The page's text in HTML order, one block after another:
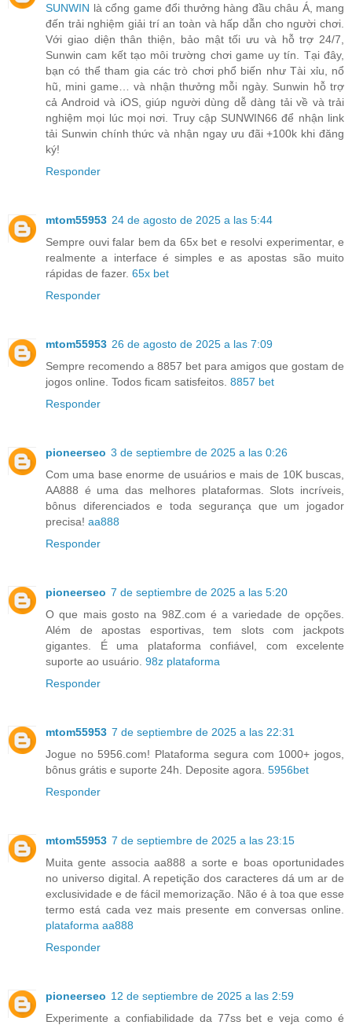
SUNWIN là cổng game đổi thưởng hàng đầu châu Á, mang
đến trải nghiệm giải trí an toàn và hấp dẫn cho người chơi.
Với giao diện thân thiện, bảo mật tối ưu và hỗ trợ 24/7,
Sunwin cam kết tạo môi trường chơi game uy tín. Tại đây,
bạn có thể tham gia các trò chơi phổ biến như Tài xỉu, nổ
hũ, mini game… và nhận thưởng mỗi ngày. Sunwin hỗ trợ
cả Android và iOS, giúp người dùng dễ dàng tải về và trải
nghiệm mọi lúc mọi nơi. Truy cập SUNWIN66 để nhận link
tải Sunwin chính thức và nhận ngay ưu đãi +100k khi đăng
ký!
Responder
mtom55953 24 de agosto de 2025 a las 5:44
Sempre ouvi falar bem da 65x bet e resolvi experimentar, e
realmente a interface é simples e as apostas são muito
rápidas de fazer. 65x bet
Responder
mtom55953 26 de agosto de 2025 a las 7:09
Sempre recomendo a 8857 bet para amigos que gostam de
jogos online. Todos ficam satisfeitos. 8857 bet
Responder
pioneerseo 3 de septiembre de 2025 a las 0:26
Com uma base enorme de usuários e mais de 10K buscas,
AA888 é uma das melhores plataformas. Slots incríveis,
bônus diferenciados e toda segurança que um jogador
precisa! aa888
Responder
pioneerseo 7 de septiembre de 2025 a las 5:20
O que mais gosto na 98Z.com é a variedade de opções.
Além de apostas esportivas, tem slots com jackpots
gigantes. É uma plataforma confiável, com excelente
suporte ao usuário. 98z plataforma
Responder
mtom55953 7 de septiembre de 2025 a las 22:31
Jogue no 5956.com! Plataforma segura com 1000+ jogos,
bônus grátis e suporte 24h. Deposite agora. 5956bet
Responder
mtom55953 7 de septiembre de 2025 a las 23:15
Muita gente associa aa888 a sorte e boas oportunidades
no universo digital. A repetição dos caracteres dá um ar de
exclusividade e de fácil memorização. Não é à toa que esse
termo está cada vez mais presente em conversas online.
plataforma aa888
Responder
pioneerseo 12 de septiembre de 2025 a las 2:59
Experimente a confiabilidade da 77ss bet e veja como é